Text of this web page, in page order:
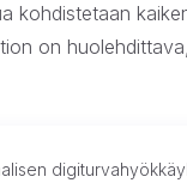
kohdistetaan
on